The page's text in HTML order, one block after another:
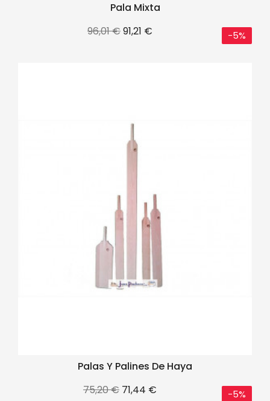
Pala Mixta
Precio
96,01 €Precio
91,21 € -5%
Palas Y Palines De Haya
Precio
75,20 € Precio
71,44 € -5%